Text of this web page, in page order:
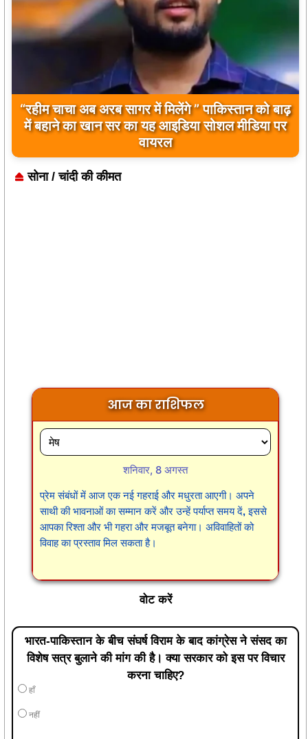
“रहीम चाचा अब अरब सागर में मिलेंगे ” पाकिस्तान को बाढ़
में बहाने का खान सर का यह आइडिया सोशल मीडिया पर
वायरल
सोना / चांदी की कीमत
आज का राशिफल
शनिवार, 8 अगस्त
प्रेम संबंधों में आज एक नई गहराई और मधुरता आएगी। अपने
साथी की भावनाओं का सम्मान करें और उन्हें पर्याप्त समय दें, इससे
आपका रिश्ता और भी गहरा और मजबूत बनेगा। अविवाहितों को
विवाह का प्रस्ताव मिल सकता है।
वोट करें
भारत-पाकिस्तान के बीच संघर्ष विराम के बाद कांग्रेस ने संसद का
विशेष सत्र बुलाने की मांग की है। क्या सरकार को इस पर विचार
करना चाहिए?
हाँ
नहीं